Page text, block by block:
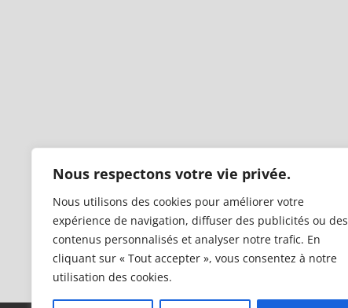
Nous respectons votre vie privée.
Nous utilisons des cookies pour améliorer votre
expérience de navigation, diffuser des publicités ou des
contenus personnalisés et analyser notre trafic. En
cliquant sur « Tout accepter », vous consentez à notre
utilisation des cookies.